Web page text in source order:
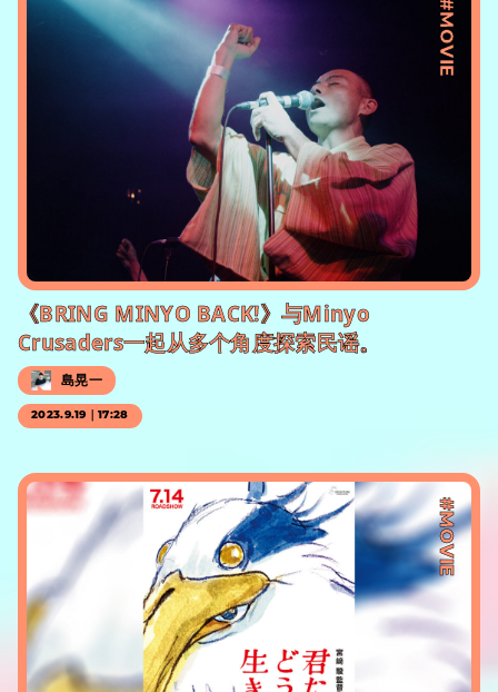
#MOVIE
《BRING MINYO BACK!》与Minyo
Crusaders一起从多个角度探索民谣。
島晃一
2023.9.19｜17:28
#MOVIE